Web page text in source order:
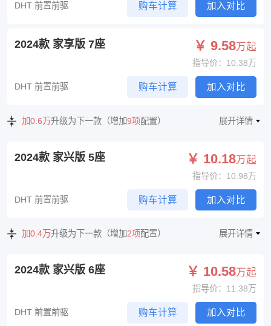
DHT 前置前驱 购车计算 加入对比
2024款 家享版 7座 ￥ 9.58万起
指导价：10.38万
DHT 前置前驱 购车计算 加入对比
加0.6万升级为下一款（增加9项配置） 展开详情
2024款 家兴版 5座 ￥ 10.18万起
指导价：10.98万
DHT 前置前驱 购车计算 加入对比
加0.4万升级为下一款（增加2项配置） 展开详情
2024款 家兴版 6座 ￥ 10.58万起
指导价：11.38万
DHT 前置前驱 购车计算 加入对比